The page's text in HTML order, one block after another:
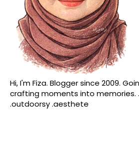
Hi, I'm Fiza. Blogger since 2009.
crafting moments into memories.
.outdoorsy .aesthete